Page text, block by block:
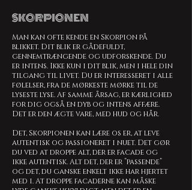
SKORPIONEN
Man kan ofte kende en Skorpion på
blikket. Dit blik er gådefuldt,
gennemtrængende og udforskende. Du
er intens. Ikke kun i dit blik, men i hele din
tilgang til livet. Du er interesseret i alle
følelser, fra de mørkeste mørke til de
lyseste lyse. Af samme årsag, er kærlighed
for dig også en dyb og intens affære.
Det er den ægte vare, med hud og hår.
Det, Skorpionen kan lære os er, at leve
autentisk og passioneret i nuet. Det gør
du ved at droppe alt, der er facade og
ikke autentisk. Alt det, der er ”passende”
og det, du ganske enkelt ikke har hjertet
med i. At droppe facaderne kan måske